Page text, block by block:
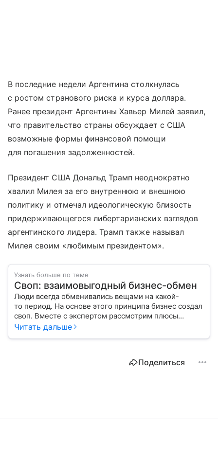
В последние недели Аргентина столкнулась
с ростом странового риска и курса доллара.
Ранее президент Аргентины Хавьер Милей заявил,
что правительство страны обсуждает с США
возможные формы финансовой помощи
для погашения задолженностей.
Президент США Дональд Трамп неоднократно
хвалил Милея за его внутреннюю и внешнюю
политику и отмечал идеологическую близость
придерживающегося либертарианских взглядов
аргентинского лидера. Трамп также называл
Милея своим «любимым президентом».
Узнать больше по теме
Своп: взаимовыгодный бизнес-обмен
Люди всегда обменивались вещами на какой-
то период. На основе этого принципа бизнес создал
своп. Вместе с экспертом рассмотрим плюсы
и минусы этого инструмента и расскажем, как
Читать дальше
Поделиться